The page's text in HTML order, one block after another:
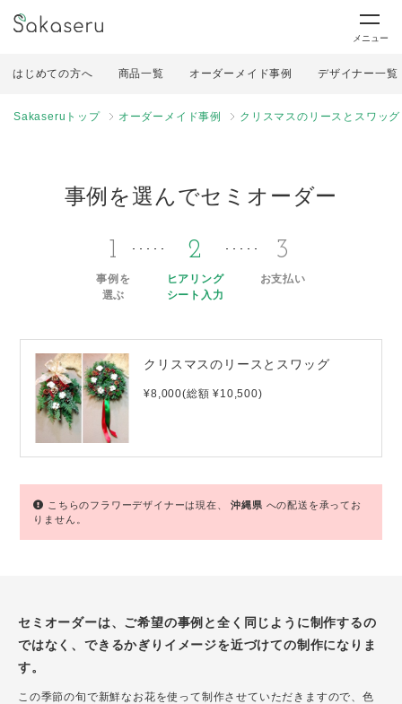
メニュー
はじめての方へ 商品一覧 オーダーメイド事例 デザイナー一覧
Sakaseruトップ オーダーメイド事例 クリスマスのリースとスワッグ
事例を選んでセミオーダー
1
事例を
選ぶ
2
ヒアリング
シート入力
3
お支払い
クリスマスのリースとスワッグ
¥8,000(総額 ¥10,500)
こちらのフラワーデザイナーは現在、沖縄県 への配送を承ってお
りません。
セミオーダーは、ご希望の事例と全く同じように制作するの
ではなく、できるかぎりイメージを近づけての制作になりま
す。
この季節の旬で新鮮なお花を使って制作させていただきますので、色